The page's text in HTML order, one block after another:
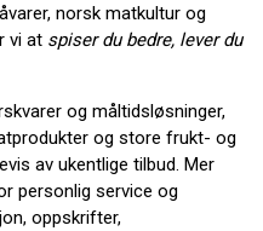
norsk matkultur og
vi at spiser du bedre, lever du
og måltidsløsninger,
og store frukt- og
av ukentlige tilbud. Mer
personlig service og
oppskrifter,